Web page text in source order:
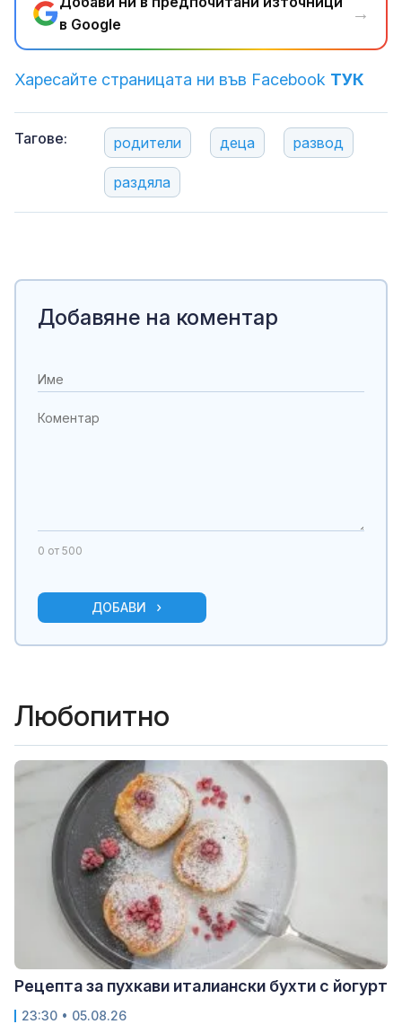
в Google
→
Харесайте страницата ни във Facebook ТУК
Тагове: родители деца развод
раздяла
Добавяне на коментар
0 от 500
ДОБАВИ
Любопитно
Рецепта за пухкави италиански бухти с йогурт
23:30 • 05.08.26